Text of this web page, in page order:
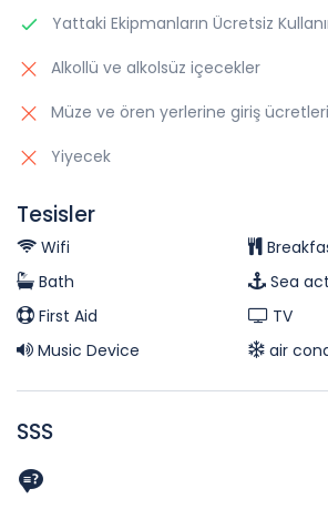
Yattaki Ekipmanların Ücretsiz
Alkollü ve alkolsüz içecekler
Müze ve ören yerlerine giriş ücretleri
Yiyecek
Tesisler
Wifi
Bath
Sea
First Aid
TV
Music Device
air
SSS